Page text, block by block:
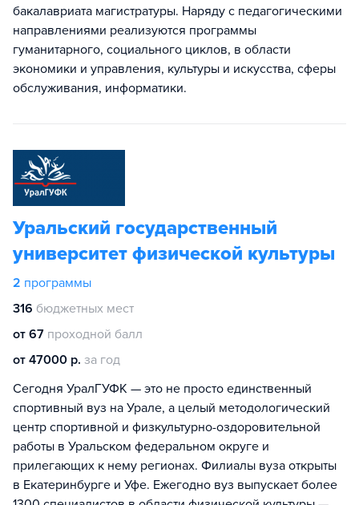
бакалавриата магистратуры. Наряду с педагогическими
направлениями реализуются программы
гуманитарного, социального циклов, в области
экономики и управления, культуры и искусства, сферы
обслуживания, информатики.
Уральский государственный
университет физической культуры
2 программы
316 бюджетных мест
от 67 проходной балл
от 47000 р. за год
Сегодня УралГУФК — это не просто единственный
спортивный вуз на Урале, а целый методологический
центр спортивной и физкультурно-оздоровительной
работы в Уральском федеральном округе и
прилегающих к нему регионах. Филиалы вуза открыты
в Екатеринбурге и Уфе. Ежегодно вуз выпускает более